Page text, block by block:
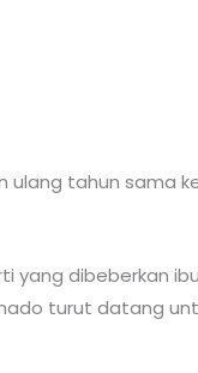
ulang tahun sama
yang dibeberkan
turut datang